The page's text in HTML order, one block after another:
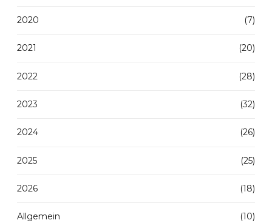
2020 (7)
2021 (20)
2022 (28)
2023 (32)
2024 (26)
2025 (25)
2026 (18)
Allgemein (10)